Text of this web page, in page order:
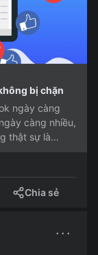
bị chặn
ngày càng
càng nhiều,
thật sự là
Chia sẻ
···